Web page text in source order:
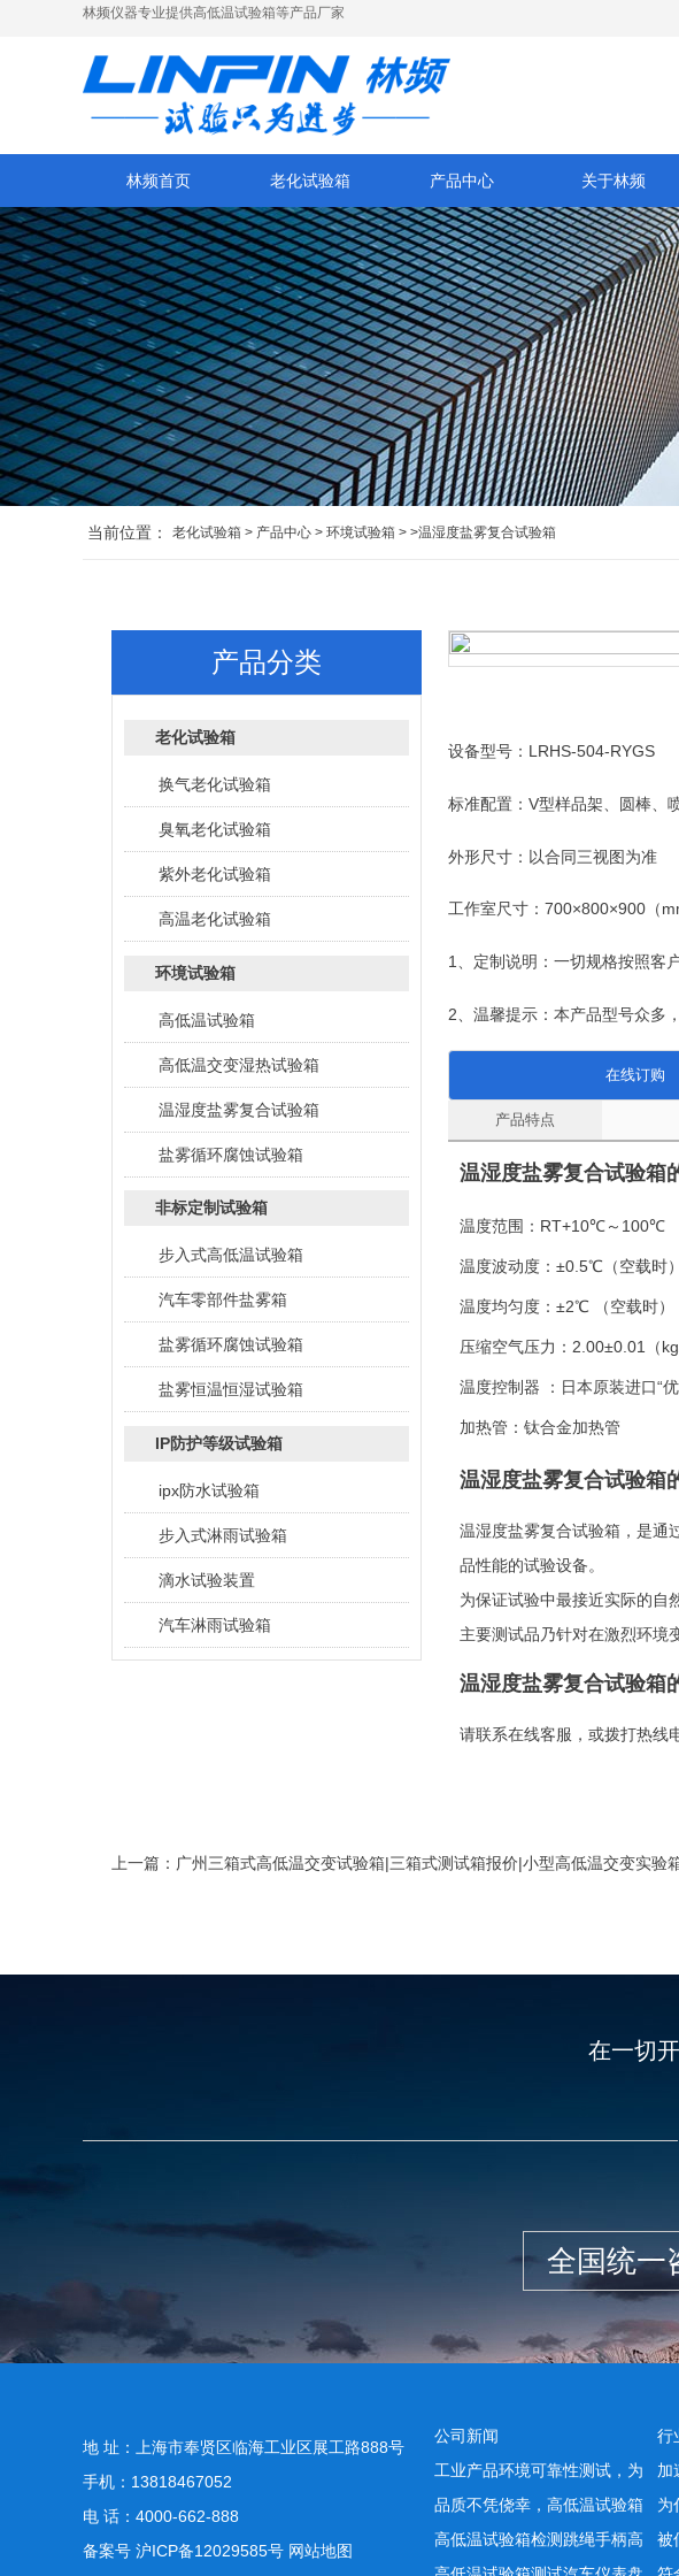
林频仪器专业提供高低温试验箱等产品厂家
林频首页 老化试验箱 产品中心 关于林频
当前位置： 老化试验箱 > 产品中心 > 环境试验箱 > >温湿度盐雾复合试验箱
产品分类
老化试验箱
换气老化试验箱
臭氧老化试验箱
紫外老化试验箱
高温老化试验箱
环境试验箱
高低温试验箱
高低温交变湿热试验箱
温湿度盐雾复合试验箱
盐雾循环腐蚀试验箱
非标定制试验箱
步入式高低温试验箱
汽车零部件盐雾箱
盐雾循环腐蚀试验箱
盐雾恒温恒湿试验箱
IP防护等级试验箱
ipx防水试验箱
步入式淋雨试验箱
滴水试验装置
汽车淋雨试验箱
设备型号：LRHS-504-RYGS
标准配置：V型样品架、圆棒、
外形尺寸：以合同三视图为准
工作室尺寸：700×800×900（
1、定制说明：一切规格按照客
2、温馨提示：本产品型号众多
在线订购
产品特点
温湿度盐雾复合试验箱
温度范围： RT+10℃～100℃
温度波动度：±0.5℃（空载时）
温度均匀度：±2℃ （空载时）
压缩空气压力：2.00±0.01（kg/
温度控制器 ： 日本原装进口“
加热管：钛合金加热管
温湿度盐雾复合试验箱
温湿度盐雾复合试验箱，是通
品性能的试验设备。
为保证试验中最接近实际的自
主要测试品乃针对在激烈环境
温湿度盐雾复合试验箱
请联系在线客服，或拨打热线
上一篇： 广州三箱式高低温交变试验箱|三箱式测试箱报价|小型高低温交变实验
在一切
全国统一
地 址：上海市奉贤区临海工业区展工路888号
手机：13818467052
电 话：4000-662-888
备案号 沪ICP备12029585号 网站地图
公司新闻
工业产品环境可靠性测试，为
品质不凭侥幸，高低温试验箱
高低温试验箱检测跳绳手柄高
行
加
为
被